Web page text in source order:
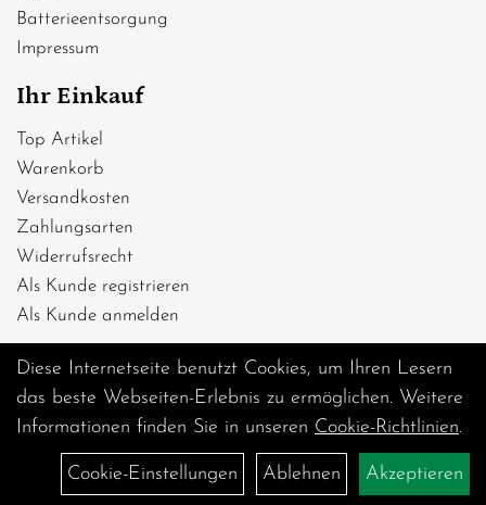
Batterieentsorgung
Impressum
Ihr Einkauf
Top Artikel
Warenkorb
Versandkosten
Zahlungsarten
Widerrufsrecht
Als Kunde registrieren
Als Kunde anmelden
Diese Internetseite benutzt Cookies, um Ihren Lesern
das beste Webseiten-Erlebnis zu ermöglichen. Weitere
Informationen finden Sie in unseren Cookie-Richtlinien.
Cookie-Einstellungen Ablehnen Akzeptieren